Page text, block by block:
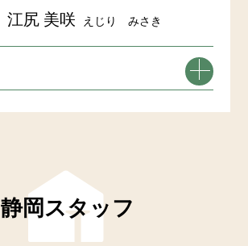
江尻 美咲 えじり みさき
静岡スタッフ